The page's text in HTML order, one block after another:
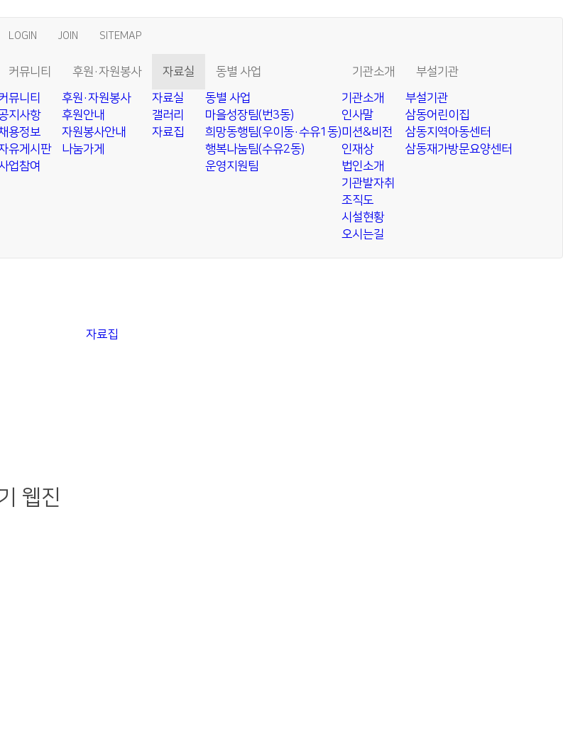
LOGIN JOIN SITEMAP
커뮤니티
뮤니티
지사항
용정보
유게시판
업참여
후원·자원봉사
후원·자원봉사
후원안내
자원봉사안내
나눔가게
자료실
자료실
갤러리
자료집
동별 사업
동별 사업
마을성장팀(번3동)
희망동행팀(우이동·수유1동)
행복나눔팀(수유2동)
운영지원팀
기관소개
기관소개
인사말
미션&비전
인재상
법인소개
기관발자취
조직도
시설현황
오시는길
부설기관
부설기관
삼동어린이집
삼동지역아동센터
삼동재가방문요양센터
자료집
웹진